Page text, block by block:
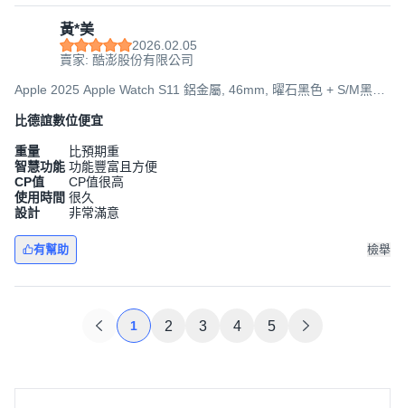
黃*美
2026.02.05
賣家: 酷澎股份有限公司
Apple 2025 Apple Watch S11 鋁金屬, 46mm, 曜石黑色 + S/M黑色
比德誼數位便宜
重量
比預期重
智慧功能 功能豐富且方便
CP值
CP值很高
使用時間 很久
設計
非常滿意
有幫助 檢舉
1 2 3 4 5